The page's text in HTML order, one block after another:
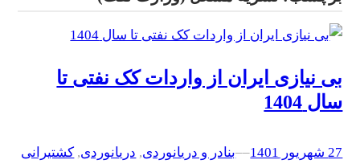
بی نیازی ایران از واردات کک نفتی تا
سال 1404
27 شهریور 1401 –
–بنادر و دریانوردی, دریانوردی, کشتیرانی